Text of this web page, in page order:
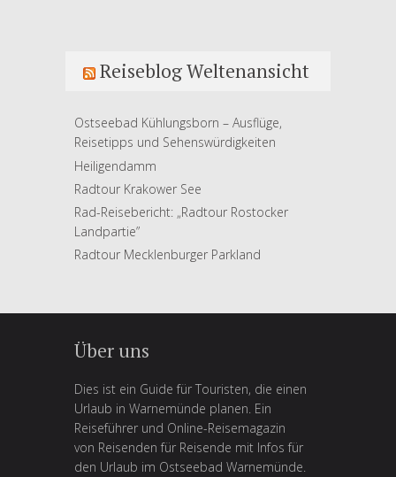
Reiseblog Weltenansicht
Ostseebad Kühlungsborn – Ausflüge,
Reisetipps und Sehenswürdigkeiten
Heiligendamm
Radtour Krakower See
Rad-Reisebericht: „Radtour Rostocker
Landpartie”
Radtour Mecklenburger Parkland
Über uns
Dies ist ein Guide für Touristen, die einen
Urlaub in Warnemünde planen. Ein
Reiseführer und Online-Reisemagazin
von Reisenden für Reisende mit Infos für
den Urlaub im Ostseebad Warnemünde.